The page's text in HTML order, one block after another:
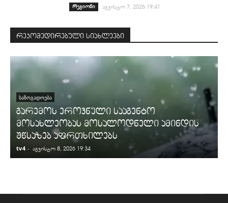
რეგიონი აგვისტო 7, 2026 19:41
რეკომედირებული სიახლეები
ᲡᲐᲖᲝᲒᲐᲓᲝᲔᲑᲐ
გარემოს ეროვნული სააგენტო
მოსახლეობას მოსალოდნელი ამინდის
შწსაზებ აფრთხილებს
tv4 - აგვისტო 8, 2026 19:34